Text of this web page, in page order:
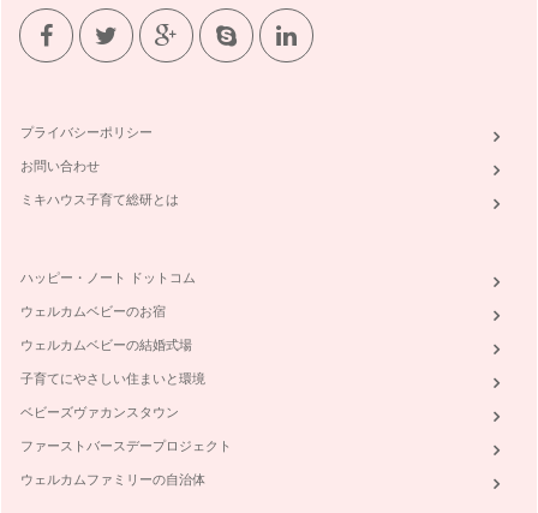
は、色々な準備や気を付けることがあり…
話題のコーヒーがもっている効能ご紹介！
何歳からカフェインを取って良いの？
1回目の記事で、私の子どもたちがコーヒーゼリーを食べた時
どうなったかを書きました。 …
カフェイン＝悪！なんてことはありません。良い所もいっぱい
あります。 メリット …
カフェインレスって安心？カフェインレスコーヒーが出来るま
一番有名なのは、皆さんご存知、興奮作用。 これは、コーヒ
ー発見の伝説にも言われてい…
プライバシーポリシー
お問い合わせ
ミキハウス子育て総研とは
ハッピー・ノート ドットコム
ウェルカムベビーのお宿
ウェルカムベビーの結婚式場
子育てにやさしい住まいと環境
ベビーズヴァカンスタウン
ファーストバースデープロジェクト
ウェルカムファミリーの自治体